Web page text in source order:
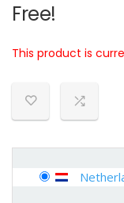
Free!
This product is